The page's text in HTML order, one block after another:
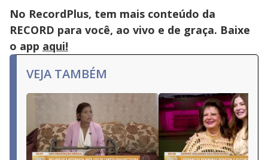
No RecordPlus, tem mais conteúdo da
RECORD para você, ao vivo e de graça. Baixe
o app aqui!
VEJA TAMBÉM